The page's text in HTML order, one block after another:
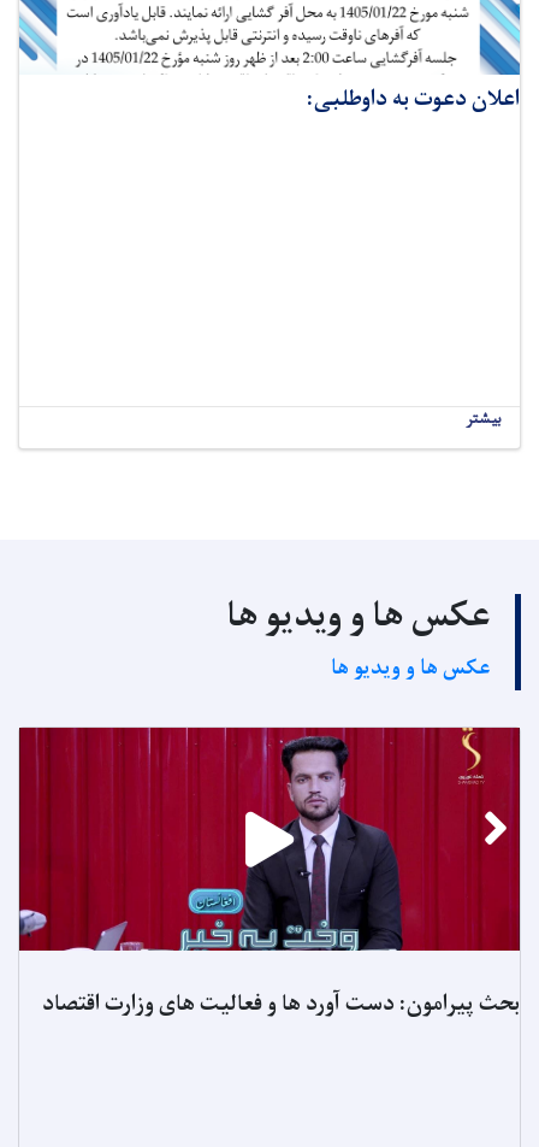
اعلان دعوت به داوطلبی:
بیشتر
عکس ها و ویدیو ها
عکس ها و ویدیو ها
بحث پیرامون: دست آورد ها و فعالیت های وزارت اقتصاد